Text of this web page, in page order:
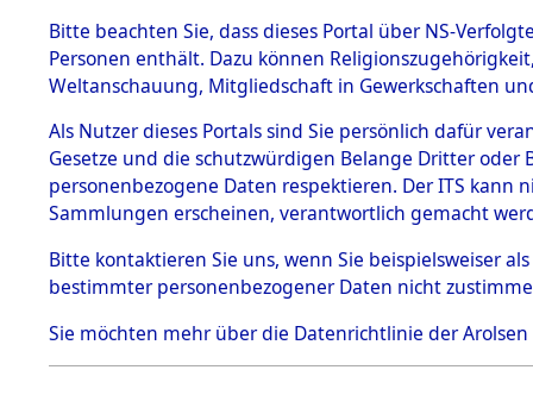
BESTÄNDE
1.
mente
5. Verschiedenes
5.3
Todesmärsche
5.3.1 Alliierte
Erhebungen
zu
Todesmärsch
en
5.3.2
Bayern→
Bitte beachten Sie, dass dieses Portal über NS-
Personen enthält. Dazu können
Weltanschauung, Mitgliedschaft in Gewerkschaften
Als Nutzer dieses Portals sind Sie persönlich dafür
Gesetze und die schutzwürdigen Belange Dritter
personenbezogene Daten respektieren. Der ITS
Sammlungen erscheinen, verantwortlich gemacht
Bitte kontaktieren Sie uns, wenn Sie beispielsweiser
bestimmter personenbezogener Daten nicht
Sie möchten mehr über die Datenrichtlinie der Arolsen